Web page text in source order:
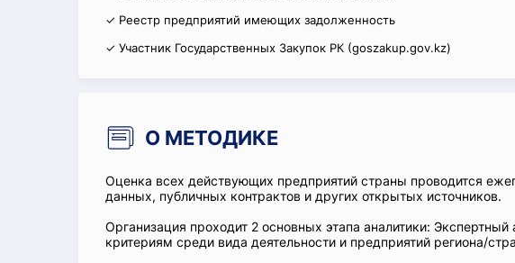
✓ Реестр предприятий имеющих задолженность
✓ Участник Государственных Закупок РК (goszakup.gov.kz)
О МЕТОДИКЕ
Оценка всех действующих предприятий страны проводится
данных, публичных контрактов и других открытых источников.
Организация проходит 2 основных этапа аналитики:
критериям среди вида деятельности и предприятий региона/